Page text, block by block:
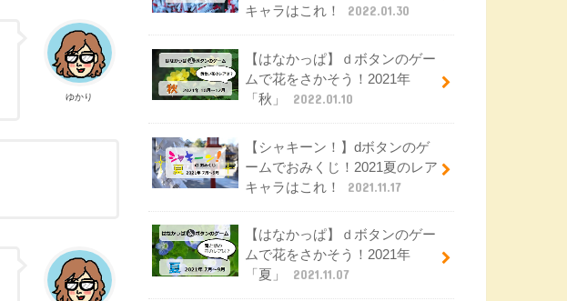
ゆかり
キャラはこれ！
2022.01.30
【はなかっぱ】ｄボタンのゲー
ムで花をさかそう！2021年
「秋」
2022.01.10
【シャキーン！】dボタンのゲ
ームでおみくじ！2021夏のレア
キャラはこれ！
2021.11.17
【はなかっぱ】ｄボタンのゲー
ムで花をさかそう！2021年
「夏」
2021.11.07